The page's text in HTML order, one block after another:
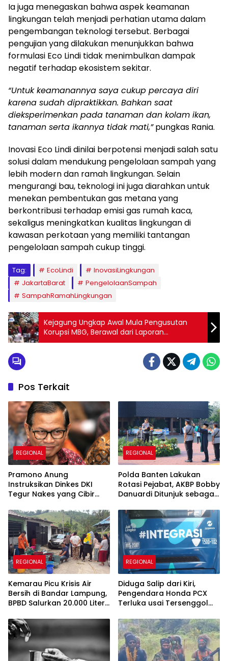
Ia juga menegaskan bahwa aspek keamanan
lingkungan telah menjadi perhatian utama dalam
pengembangan teknologi tersebut. Berbagai
pengujian yang dilakukan menunjukkan bahwa
formulasi Eco Lindi tidak menimbulkan dampak
negatif terhadap ekosistem sekitar.
“Untuk keamanannya saya cukup percaya diri
karena sudah dipraktikkan. Bahkan saat
dieksperimenkan pada tanaman dan kolam ikan,
tanaman serta ikannya tidak mati,”pungkas Rania.
Inovasi Eco Lindi dinilai berpotensi menjadi salah satu
solusi dalam mendukung pengelolaan sampah yang
lebih modern dan ramah lingkungan. Selain
mengurangi bau, teknologi ini juga diarahkan untuk
menekan pembentukan gas metana yang
berkontribusi terhadap emisi gas rumah kaca,
sekaligus meningkatkan kualitas lingkungan di
kawasan perkotaan yang memiliki tantangan
pengelolaan sampah cukup tinggi.
Tag: EcoLindi
InovasiLingkungan
JakartaBarat
PengelolaanSampah
SampahRamahLingkungan
Kejagung Ungkap Awal Mula Pengusutan
Korupsi MBG, Berawal dari Laporan
Masyarakat dan Temuan Dapur Bermasalah
Pos Terkait
REGIONAL
Pramono Anung
Instruksikan Dinkes DKI
Tegur Nakes yang Cibir
REGIONAL
Polda Banten Lakukan
Rotasi Pejabat, AKBP Bobby
Danuardi Ditunjuk sebagai
REGIONAL
Kemarau Picu Krisis Air
Bersih di Bandar Lampung,
BPBD Salurkan 20.000 Liter
REGIONAL
Diduga Salip dari Kiri,
Pengendara Honda PCX
Terluka usai Tersenggol